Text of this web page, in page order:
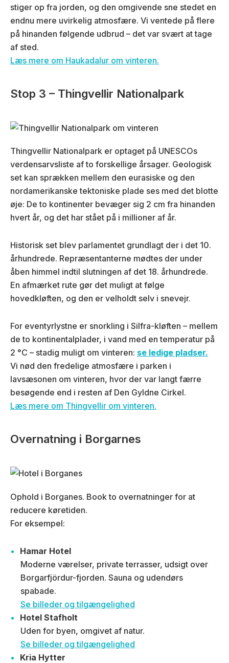
stiger op fra jorden, og den omgivende sne stedet en
endnu mere uvirkelig atmosfære. Vi ventede på flere
på hinanden følgende udbrud – det var svært at tage
af sted.
Læs mere om Haukadalur om vinteren.
Stop 3 – Thingvellir Nationalpark
Thingvellir Nationalpark er optaget på UNESCOs
verdensarvsliste af to forskellige årsager. Geologisk
set kan sprækken mellem den eurasiske og den
nordamerikanske tektoniske plade ses med det blotte
øje: De to kontinenter bevæger sig 2 cm fra hinanden
hvert år, og det har stået på i millioner af år.
Historisk set blev parlamentet grundlagt der i det 10.
århundrede. Repræsentanterne mødtes der under
åben himmel indtil slutningen af det 18. århundrede.
En afmærket rute gør det muligt at følge
hovedkløften, og den er velholdt selv i snevejr.
For eventyrlystne er snorkling i Silfra-kløften – mellem
de to kontinentalplader, i vand med en temperatur på
2 °C – stadig muligt om vinteren: se ledige pladser.
Vi nød den fredelige atmosfære i parken i
lavsæsonen om vinteren, hvor der var langt færre
besøgende end i resten af Den Gyldne Cirkel.
Læs mere om Thingvellir om vinteren.
Overnatning i Borgarnes
Ophold i Borganes. Book to overnatninger for at
reducere køretiden.
For eksempel:
Hamar Hotel
Moderne værelser, private terrasser, udsigt over
Borgarfjördur-fjorden. Sauna og udendørs
spabade.
Se billeder og tilgængelighed
Hotel Stafholt
Uden for byen, omgivet af natur.
Se billeder og tilgængelighed
Kria Hytter